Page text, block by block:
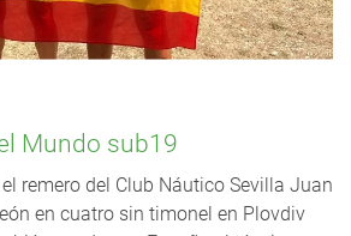
Mundo sub19
remero del Club Náutico Sevilla Juan
en cuatro sin timonel en Plovdiv